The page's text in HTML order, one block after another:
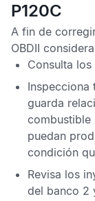
P120C
A fin de
OBDII
Consulta los
Inspecciona
guarda
combustible
puedan
condición
Revisa los
del banco 2